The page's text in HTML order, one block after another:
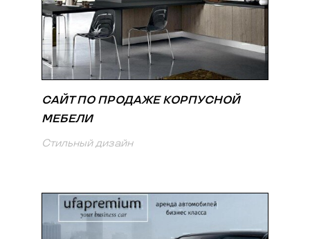
САЙТ ПО ПРОДАЖЕ КОРПУСНОЙ
МЕБЕЛИ
Стильный дизайн